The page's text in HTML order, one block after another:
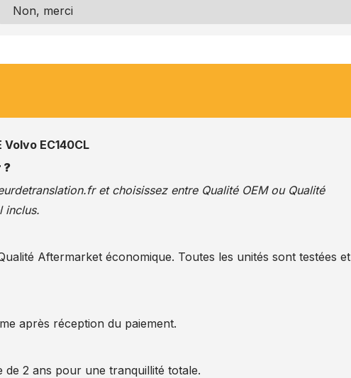
Volvo EC140CL
?
et choisissez entre Qualité OEM ou Qualité
inclus.
Aftermarket économique. Toutes les unités sont testées et
après réception du paiement.
2 ans pour une tranquillité totale.